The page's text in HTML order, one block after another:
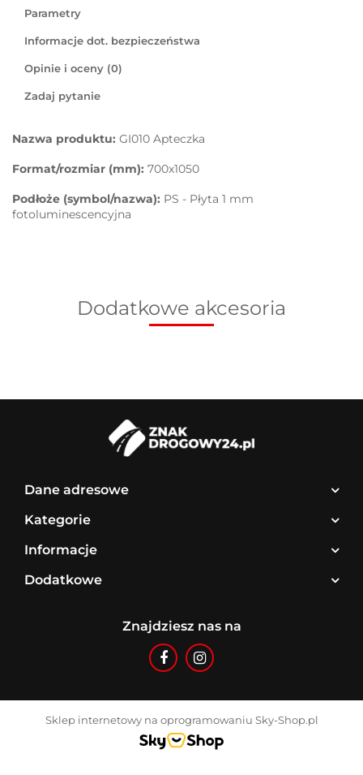
Parametry
Informacje dot. bezpieczeństwa
Opinie i oceny (0)
Zadaj pytanie
Nazwa produktu: GI010 Apteczka
Format/rozmiar (mm): 700x1050
Podłoże (symbol/nazwa): PS - Płyta 1 mm
fotoluminescencyjna
Dodatkowe akcesoria
Dane adresowe
Kategorie
Informacje
Dodatkowe
Znajdziesz nas na
Sklep internetowy na oprogramowaniu Sky-Shop.pl